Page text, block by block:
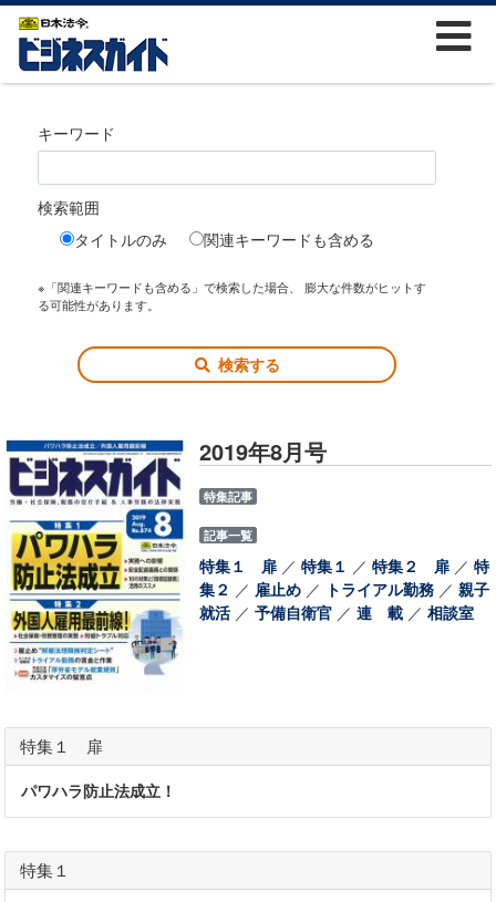
キーワード
検索範囲
タイトルのみ
関連キーワードも含める
※「関連キーワードも含める」で検索した場合、 膨大な件数がヒットす
る可能性があります。
検索する
2019年8月号
特集記事
記事一覧
特集１ 扉 ／特集１ ／特集２ 扉 ／特
集２ ／ 雇止め ／ トライアル勤務 ／親子
就活 ／予備自衛官 ／連 載 ／相談室
特集１ 扉
パワハラ防止法成立！
特集１